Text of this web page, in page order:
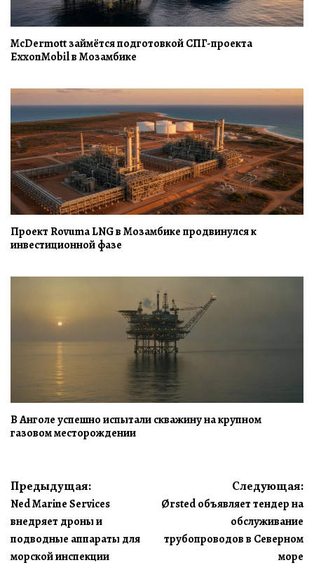
McDermott займётся подготовкой СПГ-проекта
ExxonMobil в Мозамбике
Проект Rovuma LNG в Мозамбике продвинулся к
инвестиционной фазе
В Анголе успешно испытали скважину на крупном
газовом месторождении
Навигация
по
записям
Предыдущая:
Ned Marine Services
внедряет дроны и
подводные аппараты для
морской инспекции
Следующая:
Ørsted объявляет тендер на
обслуживание
трубопроводов в Северном
море